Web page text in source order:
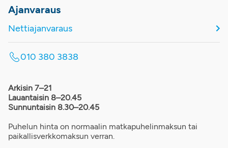
Ajanvaraus
Nettiajanvaraus
010 380 3838
Arkisin 7–21
Lauantaisin 8–20.45
Sunnuntaisin 8.30–20.45
Puhelun hinta on normaalin matkapuhelinmaksun tai
paikallisverkkomaksun verran.